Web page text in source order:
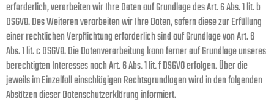
erforderlich, verarbeiten wir Ihre Daten auf Grundlage des Art. 6 Abs. 1 lit. b
DSGVO. Des Weiteren verarbeiten wir Ihre Daten, sofern diese zur Erfüllung
einer rechtlichen Verpflichtung erforderlich sind auf Grundlage von Art. 6
Abs. 1 lit. c DSGVO. Die Datenverarbeitung kann ferner auf Grundlage unseres
berechtigten Interesses nach Art. 6 Abs. 1 lit. f DSGVO erfolgen. Über die
jeweils im Einzelfall einschlägigen Rechtsgrundlagen wird in den folgenden
Absätzen dieser Datenschutzerklärung informiert.